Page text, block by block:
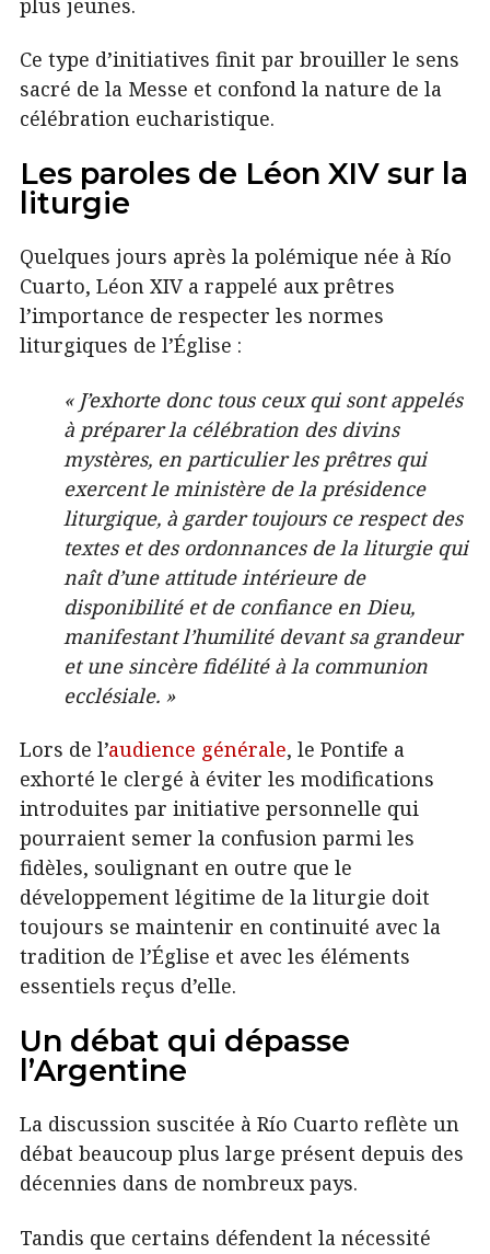
plus jeunes.
Ce type d’initiatives finit par brouiller le sens
sacré de la Messe et confond la nature de la
célébration eucharistique.
Les paroles de Léon XIV sur la
liturgie
Quelques jours après la polémique née à Río
Cuarto, Léon XIV a rappelé aux prêtres
l’importance de respecter les normes
liturgiques de l’Église :
« J’exhorte donc tous ceux qui sont appelés
à préparer la célébration des divins
mystères, en particulier les prêtres qui
exercent le ministère de la présidence
liturgique, à garder toujours ce respect des
textes et des ordonnances de la liturgie qui
naît d’une attitude intérieure de
disponibilité et de confiance en Dieu,
manifestant l’humilité devant sa grandeur
et une sincère fidélité à la communion
ecclésiale. »
Lors de l’audience générale, le Pontife a
exhorté le clergé à éviter les modifications
introduites par initiative personnelle qui
pourraient semer la confusion parmi les
fidèles, soulignant en outre que le
développement légitime de la liturgie doit
toujours se maintenir en continuité avec la
tradition de l’Église et avec les éléments
essentiels reçus d’elle.
Un débat qui dépasse
l’Argentine
La discussion suscitée à Río Cuarto reflète un
débat beaucoup plus large présent depuis des
décennies dans de nombreux pays.
Tandis que certains défendent la nécessité